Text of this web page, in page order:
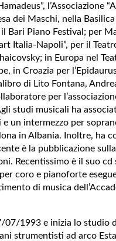
l’Associazione
dei Maschi, nella
Bari Piano Festival; per
Italia-Napoli”, per il
in Europa nel
in Croazia per
di Lito Fontana,
per
studi musicali ha
un intermezzo per
in Albania. Inoltre, ha
è la pubblicazione
Recentissimo è il suo
coro e pianoforte
di musica
07/1993 e inizia lo studio
strumentisti ad arco